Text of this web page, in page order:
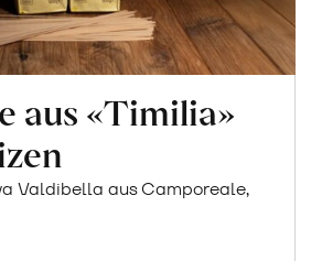
aus «Timilia»
Valdibella aus Camporeale,